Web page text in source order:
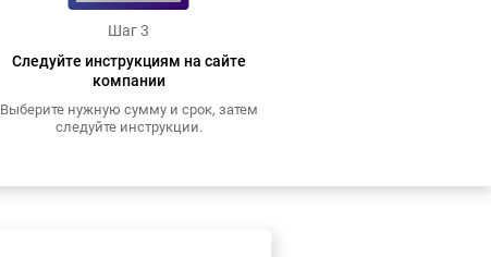
Шаг 3
Следуйте инструкциям на сайте
компании
Выберите нужную сумму и срок, затем
следуйте инструкции.